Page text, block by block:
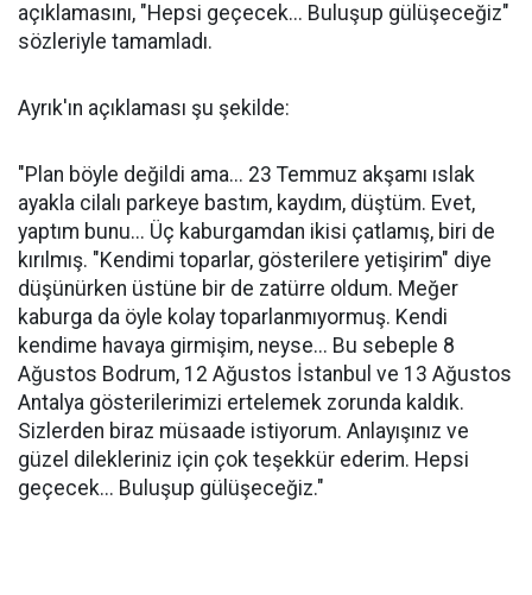
açıklamasını, "Hepsi geçecek... Buluşup gülüşeceğiz"
sözleriyle tamamladı.
Ayrık'ın açıklaması şu şekilde:
"Plan böyle değildi ama... 23 Temmuz akşamı ıslak
ayakla cilalı parkeye bastım, kaydım, düştüm. Evet,
yaptım bunu... Üç kaburgamdan ikisi çatlamış, biri de
kırılmış. "Kendimi toparlar, gösterilere yetişirim" diye
düşünürken üstüne bir de zatürre oldum. Meğer
kaburga da öyle kolay toparlanmıyormuş. Kendi
kendime havaya girmişim, neyse... Bu sebeple 8
Ağustos Bodrum, 12 Ağustos İstanbul ve 13 Ağustos
Antalya gösterilerimizi ertelemek zorunda kaldık.
Sizlerden biraz müsaade istiyorum. Anlayışınız ve
güzel dilekleriniz için çok teşekkür ederim. Hepsi
geçecek... Buluşup gülüşeceğiz."